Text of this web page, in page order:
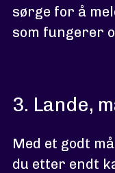
sørge for å
som fungerer
3. Lande,
Med et godt
du etter endt